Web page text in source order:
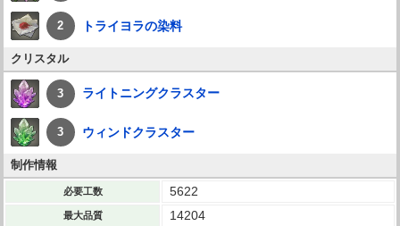
2 トライヨラの染料
クリスタル
3 ライトニングクラスター
3 ウィンドクラスター
制作情報
必要工数 5622
最大品質 14204